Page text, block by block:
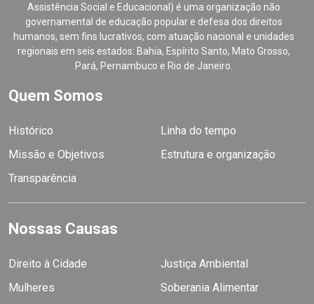
Assistência Social e Educacional) é uma organização não
governamental de educação popular e defesa dos direitos
humanos, sem fins lucrativos, com atuação nacional e unidades
regionais em seis estados: Bahia, Espírito Santo, Mato Grosso,
Pará, Pernambuco e Rio de Janeiro.
Quem Somos
Histórico
Linha do tempo
Missão e Objetivos
Estrutura e organização
Transparência
Nossas Causas
Direito à Cidade
Justiça Ambiental
Mulheres
Soberania Alimentar